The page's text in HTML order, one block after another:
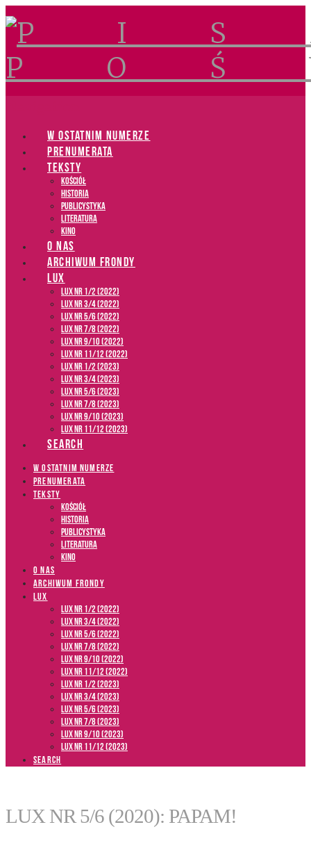
W OSTATNIM NUMERZE
PRENUMERATA
TEKSTY
Kościół
Historia
Publicystyka
Literatura
Kino
O NAS
ARCHIWUM FRONDY
LUX
LUX NR 1/2 (2022)
LUX NR 3/4 (2022)
LUX NR 5/6 (2022)
LUX NR 7/8 (2022)
LUX nr 9/10 (2022)
LUX NR 11/12 (2022)
LUX NR 1/2 (2023)
LUX NR 3/4 (2023)
LUX NR 5/6 (2023)
LUX NR 7/8 (2023)
LUX NR 9/10 (2023)
LUX NR 11/12 (2023)
SEARCH
W OSTATNIM NUMERZE
PRENUMERATA
TEKSTY
Kościół
Historia
Publicystyka
Literatura
Kino
O NAS
ARCHIWUM FRONDY
LUX
LUX NR 1/2 (2022)
LUX NR 3/4 (2022)
LUX NR 5/6 (2022)
LUX NR 7/8 (2022)
LUX nr 9/10 (2022)
LUX NR 11/12 (2022)
LUX NR 1/2 (2023)
LUX NR 3/4 (2023)
LUX NR 5/6 (2023)
LUX NR 7/8 (2023)
LUX NR 9/10 (2023)
LUX NR 11/12 (2023)
SEARCH
LUX NR 5/6 (2020): PAPAM!